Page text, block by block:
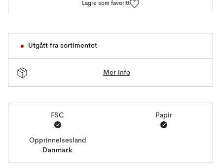
Lagre som favoritt
Utgått fra sortimentet
Mer info
FSC Papir
Opprinnelsesland
Danmark